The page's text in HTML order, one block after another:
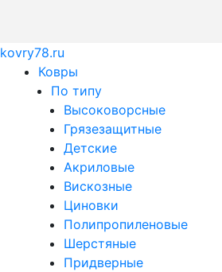
kovry78.ru
Ковры
По типу
Высоковорсные
Грязезащитные
Детские
Акриловые
Вискозные
Циновки
Полипропиленовые
Шерстяные
Придверные